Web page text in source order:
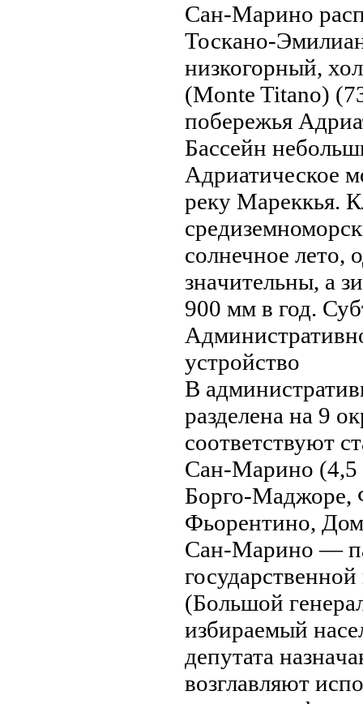
Сан-Марино
Тоскано-
низкогорный,
(Monte Titano)
побережья
Бассейн
Адриатическое
реку Мареккья.
солнечное лето,
знaчительны, а
900 мм в год.
устройство
В
разделенa нa 9
соответствуют
Сан-Марино (4,5
Борго-Маджоре,
Фьорентино,
Сан-Марино —
(Большой
избираемый
депутата
возглавляют